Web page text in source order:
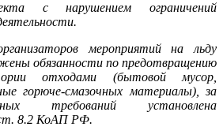
с нарушением ограничений
мероприятий на льду
обязанности по предотвращению
отходами (бытовой мусор,
горюче-смазочных материалы), за
требований установлена
8.2 КоАП РФ.